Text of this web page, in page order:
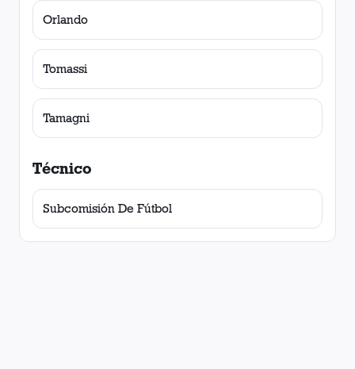
Orlando
Tomassi
Tamagni
Técnico
Subcomisión De Fútbol